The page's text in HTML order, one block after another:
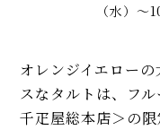
（水）～
オレンジイエロー
スなタルトは、フ
千疋屋総本店＞の